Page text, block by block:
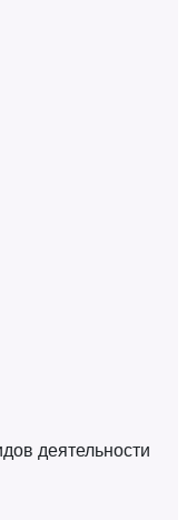
деятельности